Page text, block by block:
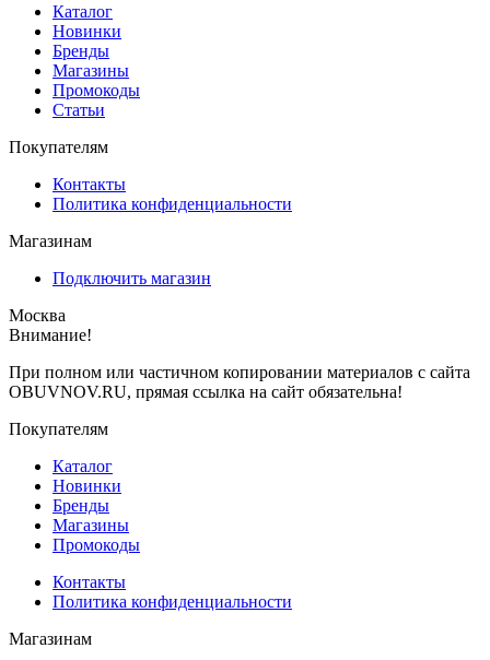
Каталог
Новинки
Бренды
Магазины
Промокоды
Статьи
Покупателям
Контакты
Политика конфиденциальности
Магазинам
Подключить магазин
Москва
Внимание!
При полном или частичном копировании материалов с сайта
OBUVNOV.RU, прямая ссылка на сайт обязательна!
Покупателям
Каталог
Новинки
Бренды
Магазины
Промокоды
Контакты
Политика конфиденциальности
Магазинам